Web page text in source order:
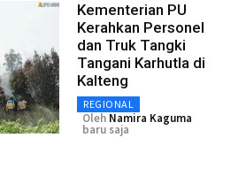
Kementerian PU
Kerahkan Personel
dan Truk Tangki
Tangani Karhutla di
Kalteng
REGIONAL
Oleh Namira Kaguma
baru saja